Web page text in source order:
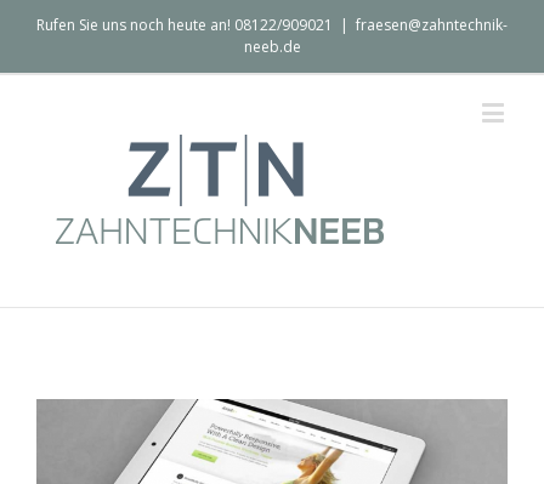
Rufen Sie uns noch heute an! 08122/909021 | fraesen@zahntechnik-
neeb.de